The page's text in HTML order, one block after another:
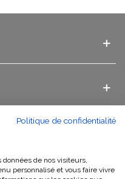
Politique de confidentialité
données de nos visiteurs,
personnalisé et vous faire vivre